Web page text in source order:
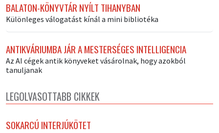
BALATON-KÖNYVTÁR NYÍLT TIHANYBAN
Különleges válogatást kínál a mini bibliotéka
ANTIKVÁRIUMBA JÁR A MESTERSÉGES INTELLIGENCIA
Az AI cégek antik könyveket vásárolnak, hogy azokból
tanuljanak
LEGOLVASOTTABB CIKKEK
SOKARCÚ INTERJÚKÖTET